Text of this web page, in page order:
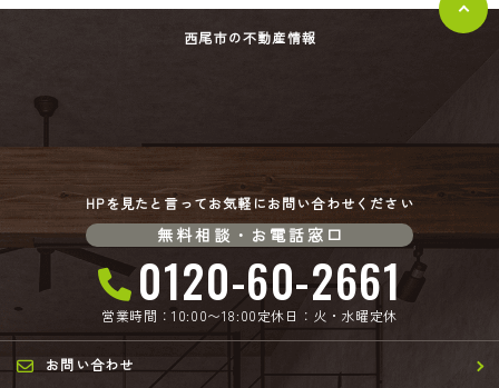
西尾市の不動産情報
HPを見たと言ってお気軽にお問い合わせください
無料相談・お電話窓口
0120-60-2661
営業時間：10:00〜18:00定休日：火・水曜定休
お問い合わせ